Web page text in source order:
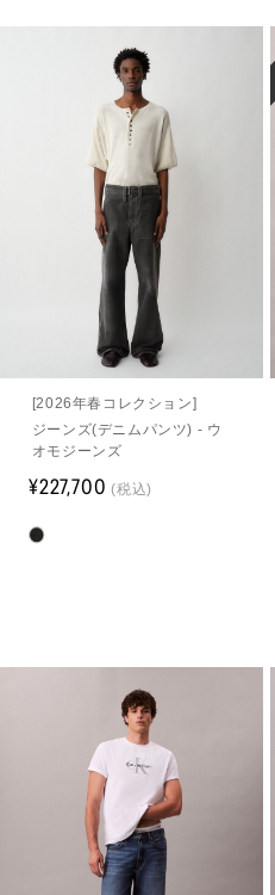
[2026年春コレクション]
ジーンズ(デニムパンツ) - ウ
オモジーンズ
¥227,700(税込)